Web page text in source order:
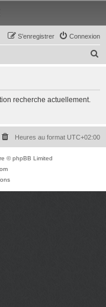
Connexion
S’enregistrer
c
recherche actuellement.
Heures au format UTC+02:00
© phpBB Limited